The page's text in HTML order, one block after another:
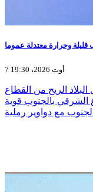
وحرارة معتدلة عموما
7 أوت 2026، 19:30
الريح من القطاع
الشرقي بالجنوب قوية